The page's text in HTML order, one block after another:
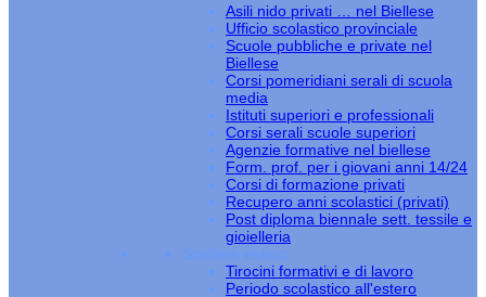
Asili nido privati … nel Biellese
Ufficio scolastico provinciale
Scuole pubbliche e private nel
Biellese
Corsi pomeridiani serali di scuola
media
Istituti superiori e professionali
Corsi serali scuole superiori
Agenzie formative nel biellese
Form. prof. per i giovani anni 14/24
Corsi di formazione privati
Recupero anni scolastici (privati)
Post diploma biennale sett. tessile e
gioielleria
Studiare estero
Tirocini formativi e di lavoro
Periodo scolastico all'estero